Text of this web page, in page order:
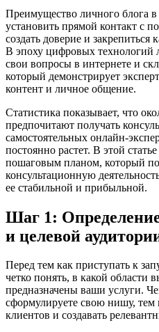
Преимущество личного блога
установить прямой контакт с
создать доверие и закрепиться
В эпоху цифровых технологий
свои вопросы в интернете и
который демонстрирует
контент и личное общение.
Статистика показывает, что
предпочитают получать
самостоятельных онлайн-
постоянно растет. В этой
пошаговым планом, который
консультационную
ее стабильной и прибыльной.
Шаг 1:
и целевой
Перед тем как приступать к
четко понять, в какой области
предназначены ваши услуги.
сформулируете свою нишу, тем
клиентов и создавать